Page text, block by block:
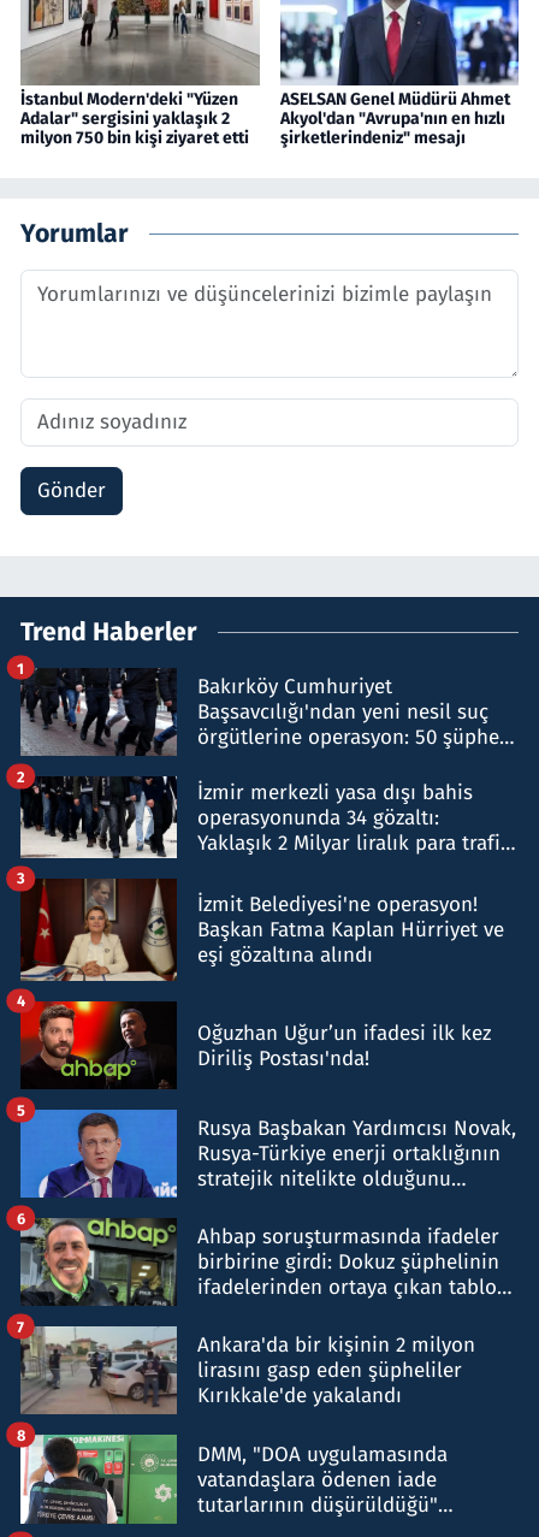
İstanbul Modern'deki "Yüzen
Adalar" sergisini yaklaşık 2
milyon 750 bin kişi ziyaret etti
ASELSAN Genel Müdürü Ahmet
Akyol'dan "Avrupa'nın en hızlı
şirketlerindeniz" mesajı
Yorumlar
Gönder
Trend Haberler
Bakırköy Cumhuriyet
Başsavcılığı'ndan yeni nesil suç
örgütlerine operasyon: 50 şüpheli
1
İzmir merkezli yasa dışı bahis
operasyonunda 34 gözaltı:
Yaklaşık 2 Milyar liralık para trafiği
2
İzmit Belediyesi'ne operasyon!
Başkan Fatma Kaplan Hürriyet ve
eşi gözaltına alındı
3
Oğuzhan Uğur’un ifadesi ilk kez
Diriliş Postası'nda!
4
Rusya Başbakan Yardımcısı Novak,
Rusya-Türkiye enerji ortaklığının
stratejik nitelikte olduğunu
5
Ahbap soruşturmasında ifadeler
birbirine girdi: Dokuz şüphelinin
ifadelerinden ortaya çıkan tablo
6
Ankara'da bir kişinin 2 milyon
lirasını gasp eden şüpheliler
Kırıkkale'de yakalandı
7
DMM, "DOA uygulamasında
vatandaşlara ödenen iade
tutarlarının düşürüldüğü"
8